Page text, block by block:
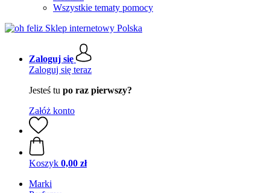
Wszystkie tematy pomocy
Zaloguj się
Zaloguj się teraz
Jesteś tu po raz pierwszy?
Załóż konto
Koszyk 0,00 zł
Marki